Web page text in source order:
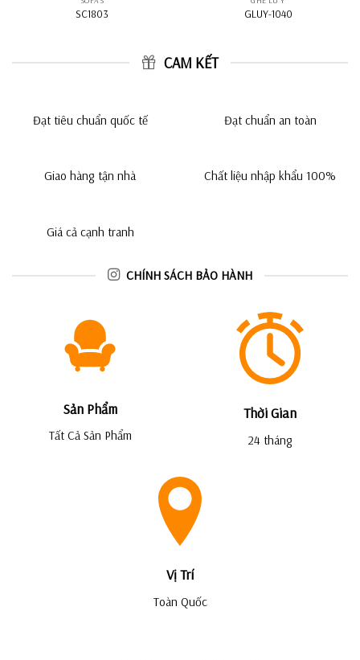
SC1803 GLUY-1040
CAM KẾT
Đạt tiêu chuẩn quốc tế Đạt chuẩn an toàn
Giao hàng tận nhà Chất liệu nhập khẩu 100%
Giá cả cạnh tranh
CHÍNH SÁCH BẢO HÀNH
Sản Phẩm
Tất Cả Sản Phẩm
Thời Gian
24 tháng
Vị Trí
Toàn Quốc